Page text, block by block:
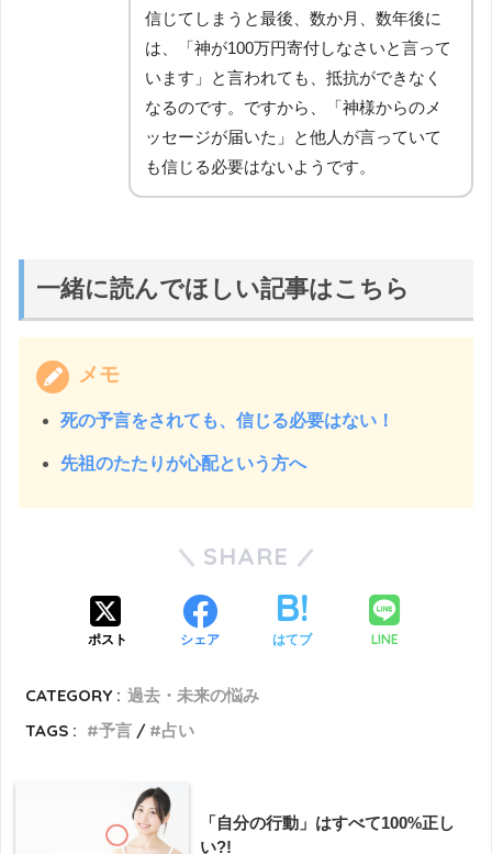
信じてしまうと最後、数か月、数年後に
は、「神が100万円寄付しなさいと言って
います」と言われても、抵抗ができなく
なるのです。ですから、「神様からのメ
ッセージが届いた」と他人が言っていて
も信じる必要はないようです。
一緒に読んでほしい記事はこちら
メモ
死の予言をされても、信じる必要はない！
先祖のたたりが心配という方へ
SHARE
ポスト シェア はてブ LINE
CATEGORY : 過去・未来の悩み
TAGS :
予言 占い
「自分の行動」はすべて100%正し
い?!